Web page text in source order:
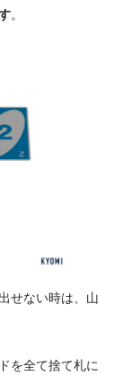
。
せない時は、山
を全て捨て札に